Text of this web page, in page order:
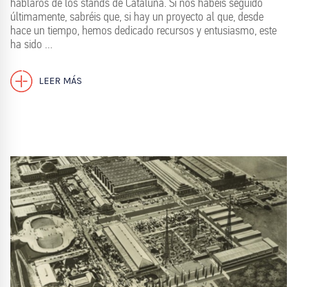
últimamente, sabréis que, si hay un proyecto al que, desde
hace un tiempo, hemos dedicado recursos y entusiasmo, este
ha sido …
LEER MÁS